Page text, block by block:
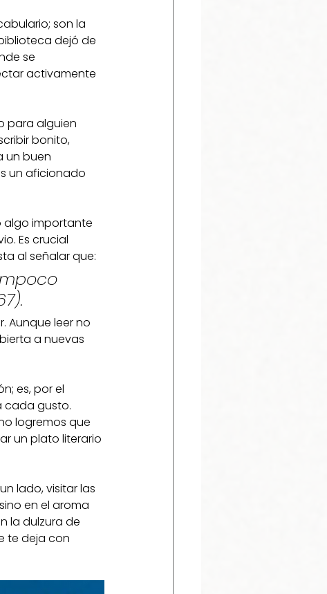
son la
dejó de
se
activamente
para alguien
bonito,
un buen
un aficionado
algo importante
Es crucial
al señalar que:
Aunque leer no
a nuevas
es, por el
cada gusto.
logremos que
un plato literario
lado, visitar las
en el aroma
la dulzura de
te deja con